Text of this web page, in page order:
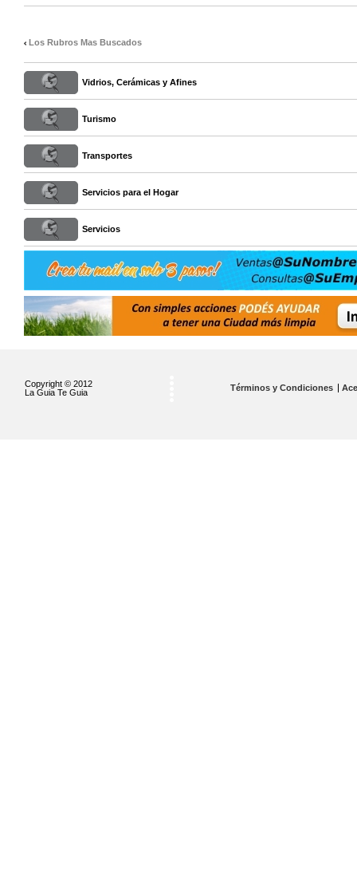
Los Rubros Mas Buscados
Vidrios, Cerámicas y Afines
Turismo
Transportes
Servicios para el Hogar
Servicios
Copyright © 2012
La Guia Te Guia
Términos y Condiciones